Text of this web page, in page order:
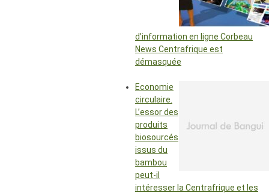
d’information en ligne Corbeau
News Centrafrique est
démasquée
Economie
circulaire.
L’essor des
produits
biosourcés
issus du
bambou
peut-il
intéresser la Centrafrique et les